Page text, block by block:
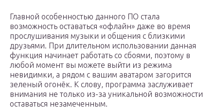
Главной особенностью данного ПО стала
возможность оставаться «офлайн» даже во время
прослушивания музыки и общения с близкими
друзьями. При длительном использовании данная
функция начинает работать со сбоями, поэтому в
любой момент вы можете выйти из режима
невидимки, а рядом с вашим аватаром загорится
зеленый огонёк. К слову, программа заслуживает
внимания не только из-за уникальной возможности
оставаться незамеченным.